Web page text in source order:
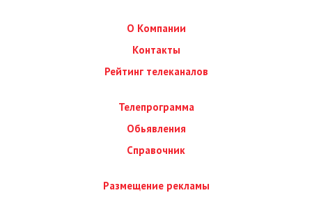
О Компании
Контакты
Рейтинг телеканалов
Телепрограмма
Обьявления
Справочник
Размещение рекламы